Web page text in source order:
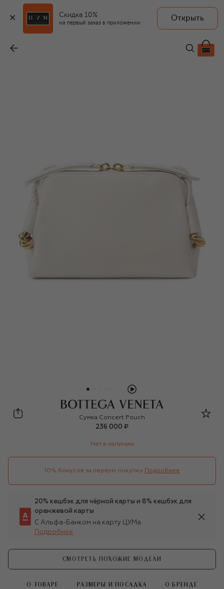
Скидка 10%
на первый заказ в приложении
Открыть
236 000 ₽
Bottega Veneta
Сумка Concert Pouch
236 000 ₽
Нет в наличии
10% бонусов за первую покупку Подробнее
20% кешбэк для чёрной карты и 8% кешбэк для
оранжевой карты
С Альфа-Банком на карту ЦУМа
Подробнее
СМОТРЕТЬ ПОХОЖИЕ МОДЕЛИ
О ТОВАРЕ РАЗМЕРЫ И ПОСАДКА О БРЕНДЕ